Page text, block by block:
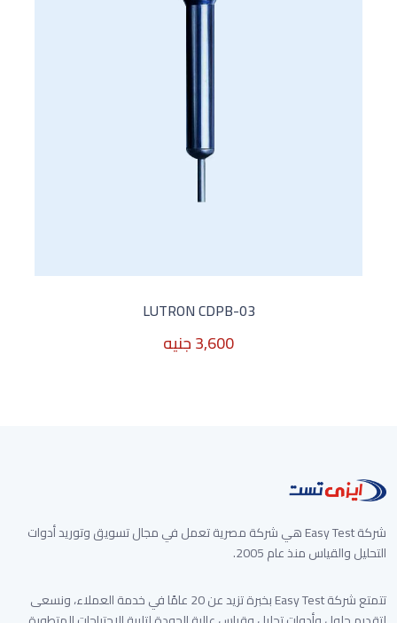
LUTRON CDPB-03
3,600 جنيه
شركة Easy Test هي شركة مصرية تعمل في مجال تسويق وتوريد أدوات
التحليل والقياس منذ عام 2005.
تتمتع شركة Easy Test بخبرة تزيد عن 20 عامًا في خدمة العملاء، ونسعى